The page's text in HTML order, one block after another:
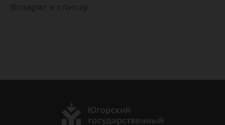
Возврат к списку